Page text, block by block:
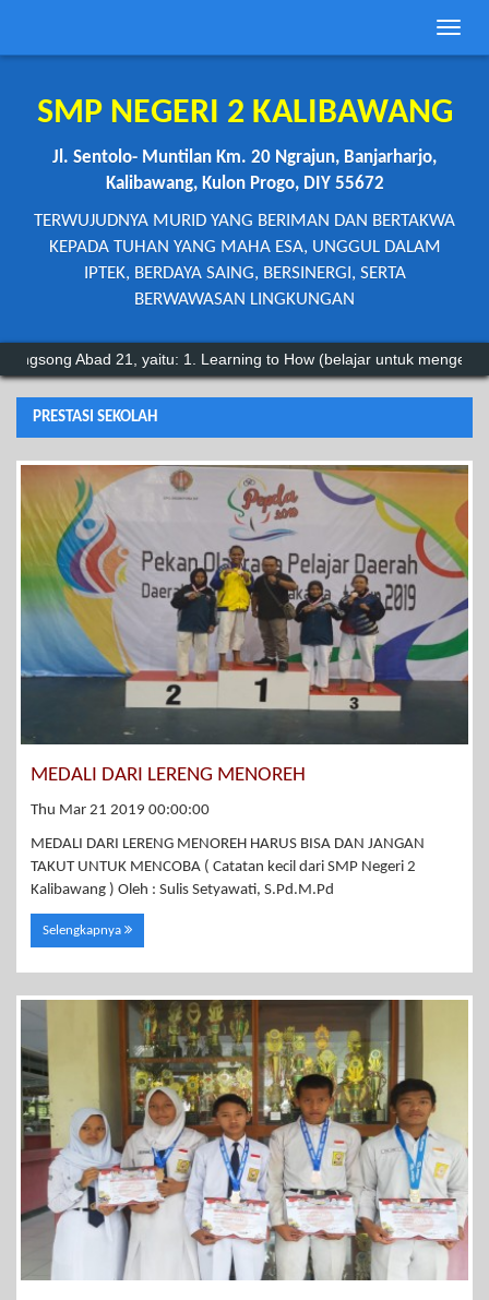
Toggle
SMP NEGERI 2 KALIBAWANG
Jl. Sentolo- Muntilan Km. 20 Ngrajun, Banjarharjo,
Kalibawang, Kulon Progo, DIY 55672
TERWUJUDNYA MURID YANG BERIMAN DAN BERTAKWA
KEPADA TUHAN YANG MAHA ESA, UNGGUL DALAM
IPTEK, BERDAYA SAING, BERSINERGI, SERTA
BERWAWASAN LINGKUNGAN
21, yaitu: 1. Learning to How (belajar untuk mengetahui) 2.
PRESTASI SEKOLAH
MEDALI DARI LERENG MENOREH
Thu Mar 21 2019 00:00:00
MEDALI DARI LERENG MENOREH HARUS BISA DAN JANGAN
TAKUT UNTUK MENCOBA ( Catatan kecil dari SMP Negeri 2
Kalibawang ) Oleh : Sulis Setyawati, S.Pd.M.Pd
Selengkapnya